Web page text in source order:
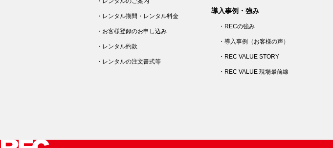
・レンタル期間・レンタル料金
・お客様登録のお申し込み
・レンタル約款
・レンタルの注文書式等
導入事例・強み
・RECの強み
・導入事例（お客様の声）
・REC VALUE STORY
・REC VALUE 現場最前線